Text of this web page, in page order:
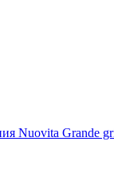
Nuovita Grande